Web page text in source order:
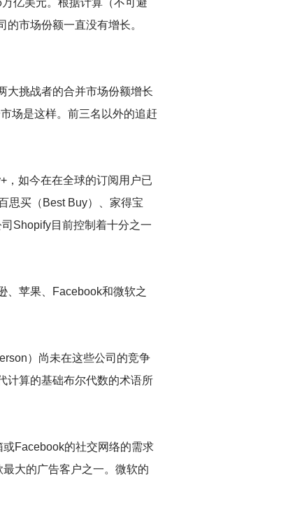
亿美元。根据计算（不可避
市场份额一直没有增长。
大挑战者的合并市场份额增长
场是这样。前三名以外的追赶
，如今在在全球的订阅用户已
思买（Best Buy）、家得宝
Shopify目前控制着十分之一
、苹果、Facebook和微软之
）尚未在这些公司的竞争
计算的基础布尔代数的术语所
Facebook的社交网络的需求
大的广告客户之一。微软的